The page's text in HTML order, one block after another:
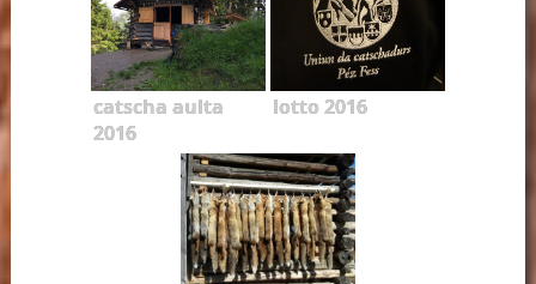
catscha aulta
2016
lotto 2016